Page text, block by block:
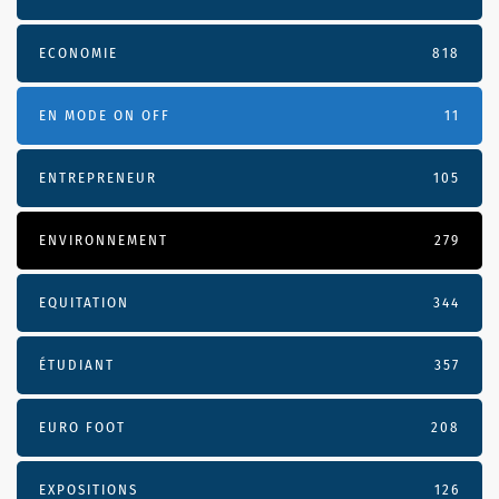
ECONOMIE 818
EN MODE ON OFF 11
ENTREPRENEUR 105
ENVIRONNEMENT 279
EQUITATION 344
ÉTUDIANT 357
EURO FOOT 208
EXPOSITIONS 126